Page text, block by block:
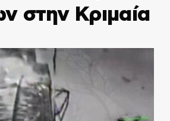
στην Κριμαία